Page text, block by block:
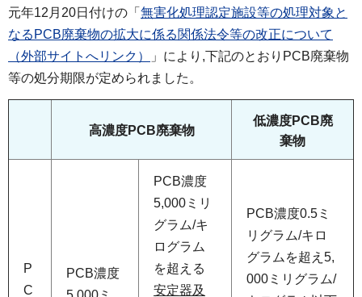
元年12月20日付けの「 無害化処理認定施設等の処理対象と
なるPCB廃棄物の拡大に係る関係法令等の改正について
（外部サイトへリンク）
」により,下記のとおりPCB廃棄物
等の処分期限が定められました。
高濃度PCB廃棄物
低濃度PCB廃
棄物
P
C
PCB濃度
PCB濃度
5,000ミリ
グラム/キ
ログラム
を超える
安定器及
PCB濃度0.5ミ
リグラム/キロ
グラムを超え5,
000ミリグラム/